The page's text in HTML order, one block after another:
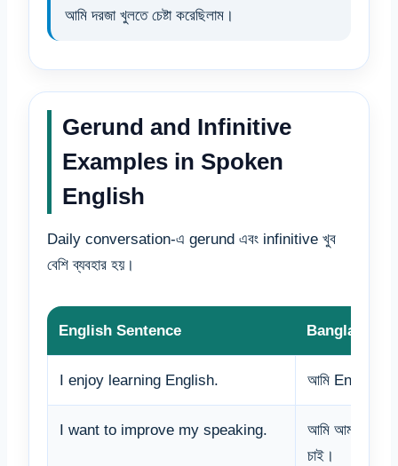
আমি দরজা খুলতে চেষ্টা করেছিলাম।
Gerund and Infinitive
Examples in Spoken
English
Daily conversation-এ gerund এবং infinitive খুব
বেশি ব্যবহার হয়।
English Sentence Bangla
I enjoy learning English. আমি English
I want to improve my speaking.
আমি আমার
চাই।